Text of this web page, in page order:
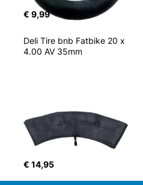
€ 9,99
Deli Tire bnb Fatbike 20 x
4.00 AV 35mm
€ 14,95